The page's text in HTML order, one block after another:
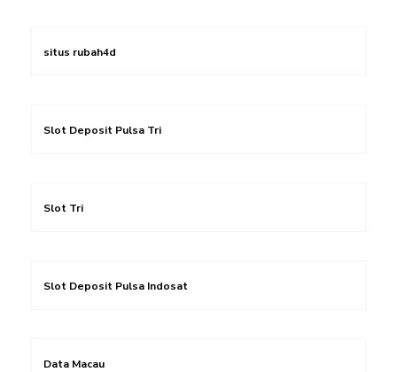
situs rubah4d
Slot Deposit Pulsa Tri
Slot Tri
Slot Deposit Pulsa Indosat
Data Macau